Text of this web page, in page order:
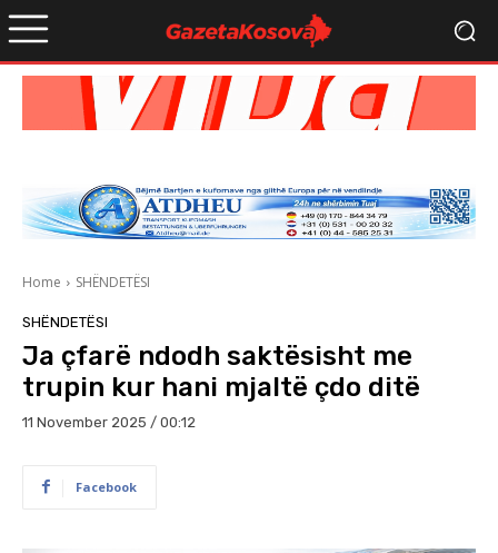
Home SHËNDETËSI
SHËNDETËSI
Ja çfarë ndodh saktësisht me
trupin kur hani mjaltë çdo ditë
11 November 2025 / 00:12
Facebook